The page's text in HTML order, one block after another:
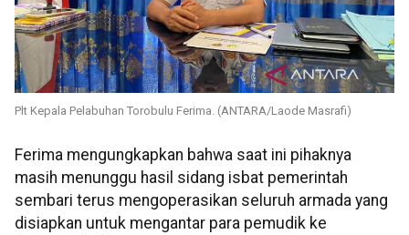
Plt Kepala Pelabuhan Torobulu Ferima. (ANTARA/Laode Masrafi)
Ferima mengungkapkan bahwa saat ini pihaknya
masih menunggu hasil sidang isbat pemerintah
sembari terus mengoperasikan seluruh armada yang
disiapkan untuk mengantar para pemudik ke